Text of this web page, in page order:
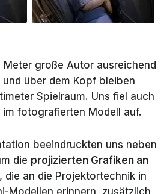
Meter große Autor ausreichend
und über dem Kopf bleiben
Spielraum. Uns fiel auch
im fotografierten Modell auf.
beeindruckten uns neben
die projizierten Grafiken an
, die an die Projektortechnik in
Modellen erinnern, zusätzlich